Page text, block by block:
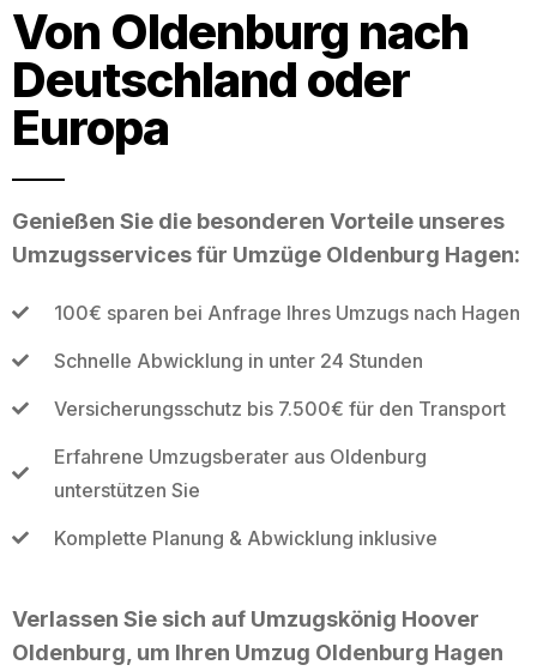
Von Oldenburg nach
Deutschland oder
Europa
Genießen Sie die besonderen Vorteile unseres
Umzugsservices für Umzüge Oldenburg Hagen:
100€ sparen bei Anfrage Ihres Umzugs nach Hagen
Schnelle Abwicklung in unter 24 Stunden
Versicherungsschutz bis 7.500€ für den Transport
Erfahrene Umzugsberater aus Oldenburg
unterstützen Sie
Komplette Planung & Abwicklung inklusive
Verlassen Sie sich auf Umzugskönig Hoover
Oldenburg, um Ihren Umzug Oldenburg Hagen